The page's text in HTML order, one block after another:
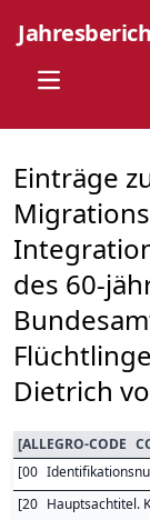
Open main
Einträge
des 60-
Dietrich
[ALLEGRO-CODE
[00
[20 Hauptsachtitel.